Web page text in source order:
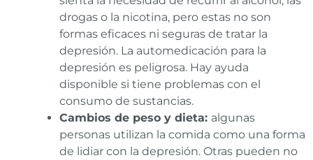
drogas o la nicotina, pero estas no son
formas eficaces ni seguras de tratar la
depresión. La automedicación para la
depresión es peligrosa. Hay ayuda
disponible si tiene problemas con el
consumo de sustancias.
Cambios de peso y dieta: algunas
personas utilizan la comida como una forma
de lidiar con la depresión. Otras pueden no